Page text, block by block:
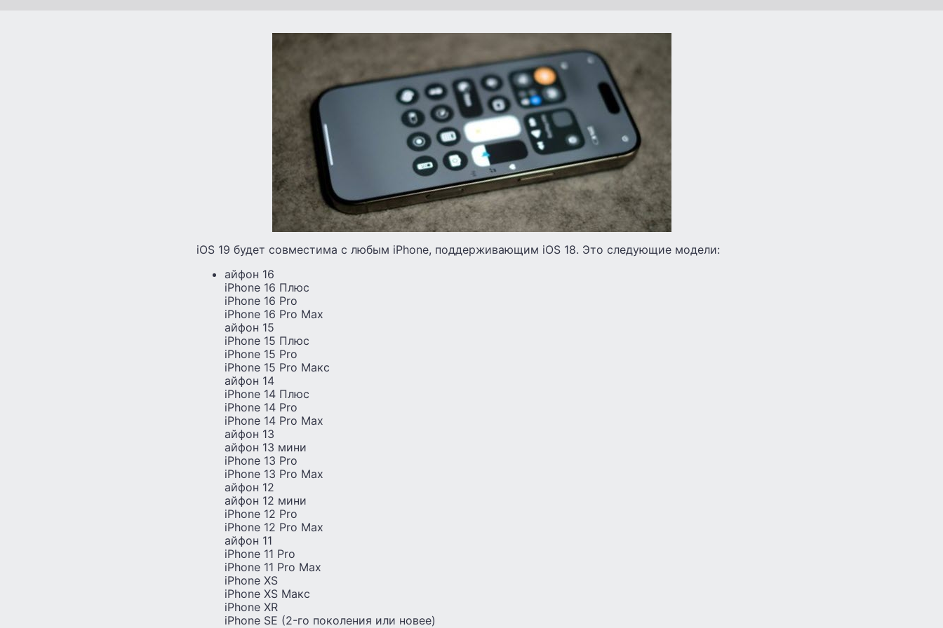
iOS 19 будет совместима с любым iPhone, поддерживающим iOS 18. Это следующие модели:
айфон 16
iPhone 16 Плюс
iPhone 16 Pro
iPhone 16 Pro Max
айфон 15
iPhone 15 Плюс
iPhone 15 Pro
iPhone 15 Pro Макс
айфон 14
iPhone 14 Плюс
iPhone 14 Pro
iPhone 14 Pro Max
айфон 13
айфон 13 мини
iPhone 13 Pro
iPhone 13 Pro Max
айфон 12
айфон 12 мини
iPhone 12 Pro
iPhone 12 Pro Max
айфон 11
iPhone 11 Pro
iPhone 11 Pro Max
iPhone XS
iPhone XS Макс
iPhone XR
iPhone SE (2-го поколения или новее)